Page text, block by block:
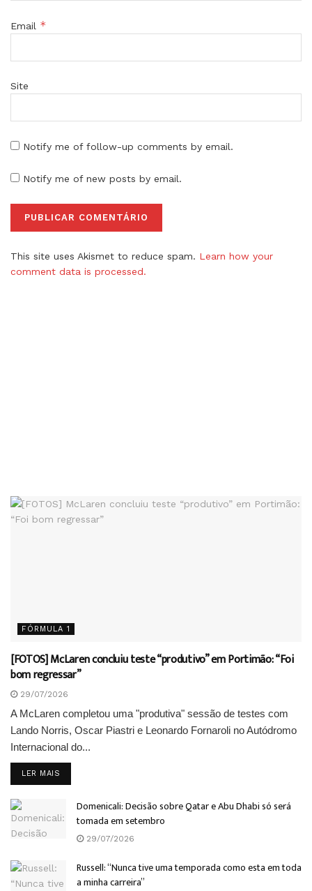
Email *
Site
Notify me of follow-up comments by email.
Notify me of new posts by email.
This site uses Akismet to reduce spam. Learn how your
comment data is processed.
FÓRMULA 1
[FOTOS] McLaren concluiu teste “produtivo” em Portimão: “Foi
bom regressar”
29/07/2026
A McLaren completou uma "produtiva" sessão de testes com
Lando Norris, Oscar Piastri e Leonardo Fornaroli no Autódromo
Internacional do...
LER MAIS
Domenicali: Decisão sobre Qatar e Abu Dhabi só será
tomada em setembro
29/07/2026
Russell: “Nunca tive uma temporada como esta em toda
a minha carreira”